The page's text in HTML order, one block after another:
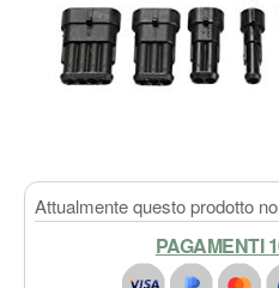
Attualmente questo prodotto
PAGAMENTI